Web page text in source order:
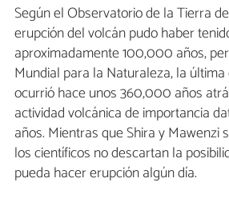
Según el Observatorio de la Tierra
erupción del volcán pudo haber
aproximadamente 100,000 años,
Mundial para la Naturaleza, la
ocurrió hace unos 360,000 años
actividad volcánica de importancia
años. Mientras que Shira y Mawenzi
los científicos no descartan la
pueda hacer erupción algún día.